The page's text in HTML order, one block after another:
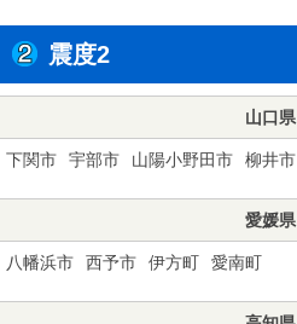
震度2
山口県
下関市 宇部市 山陽小野田市 柳井市
愛媛県
八幡浜市 西予市 伊方町 愛南町